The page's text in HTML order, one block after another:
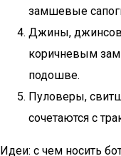
замшевые
Джины,
коричневым
подошве.
Пуловеры,
сочетаются с
Идеи: с чем носить